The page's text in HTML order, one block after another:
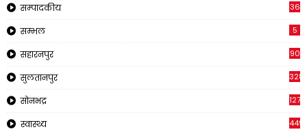
सम्पादकीय 36
सम्भल 5
सहारनपुर 90
सुलतानपुर 328
सोनभद्र 1270
स्वास्थ्य 449